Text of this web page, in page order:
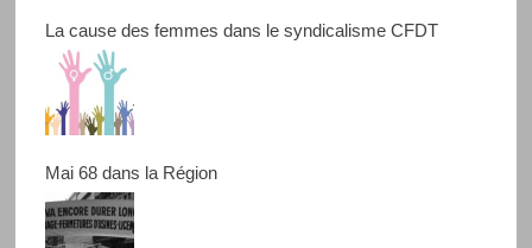
La cause des femmes dans le syndicalisme CFDT
Mai 68 dans la Région